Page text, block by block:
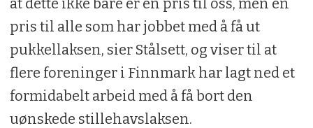
pris til alle som har jobbet med å få ut
pukkellaksen, sier Stålsett, og viser til at
flere foreninger i Finnmark har lagt ned et
formidabelt arbeid med å få bort den
uønskede stillehavslaksen.